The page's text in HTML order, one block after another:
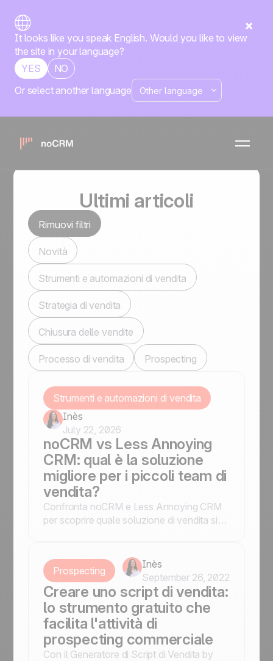
It looks like you speak English. Would you like to view
the site in your language?
YES
NO
Or select another language
noCRM blog
Ultimi articoli
Rimuovi filtri
Novità
Strumenti e automazioni di vendita
Strategia di vendita
Chiusura delle vendite
Processo di vendita Prospecting
Strumenti e automazioni di vendita
Inès
July 22, 2026
noCRM vs Less Annoying
CRM: qual è la soluzione
migliore per i piccoli team di
vendita?
Confronta noCRM e Less Annoying CRM
per scoprire quale soluzione di vendita si
gestione dei contatti.
Prospecting
Inès
September 26, 2022
Creare uno script di vendita:
lo strumento gratuito che
facilita l'attività di
prospecting commerciale
Con il Generatore di Script di Vendita by